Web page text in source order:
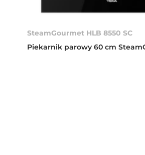
SteamGourmet HLB 8550 SC
Piekarnik parowy 60 cm